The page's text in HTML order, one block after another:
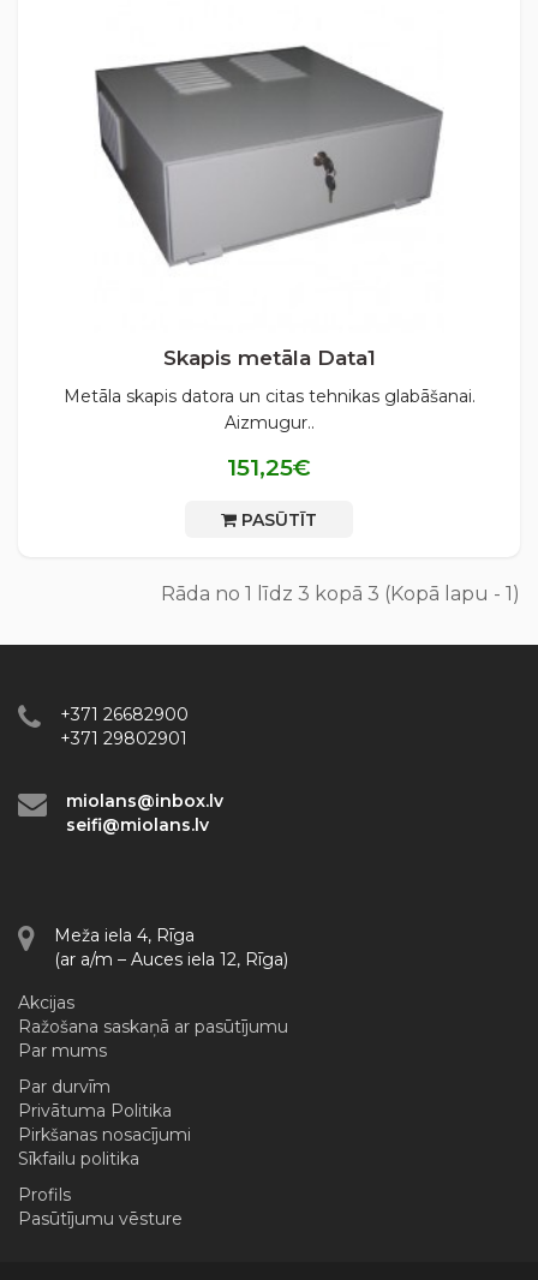
Skapis metāla Data1
Metāla skapis datora un citas tehnikas glabāšanai.
Aizmugur..
151,25€
PASŪTĪT
Rāda no 1 līdz 3 kopā 3 (Kopā lapu - 1)
+371 26682900
+371 29802901
miolans@inbox.lv
seifi@miolans.lv
Meža iela 4, Rīga
(ar a/m – Auces iela 12, Rīga)
Akcijas
Ražošana saskaņā ar pasūtījumu
Par mums
Par durvīm
Privātuma Politika
Pirkšanas nosacījumi
Sīkfailu politika
Profils
Pasūtījumu vēsture